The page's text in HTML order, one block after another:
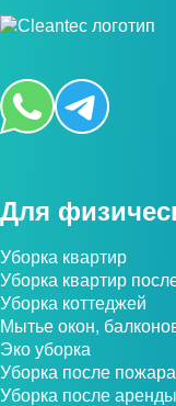
Для
Уборка квартир
Уборка квартир
Уборка коттеджей
Мытье окон,
Эко уборка
Уборка после пожара
Уборка после аренды